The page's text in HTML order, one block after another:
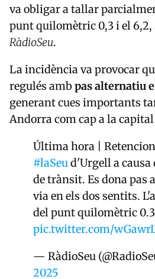
va obligar a tallar
punt quilomètric 0,3 i el
RàdioSeu.
La incidència va provocar
regulés amb pas alternatiu
generant cues importants
Andorra com cap a la capital
Última hora |
#laSeud'Urgell a
de trànsit. Es dona pas
via en els dos sentits.
del punt quilomètric
pic.twitter.com/
— RàdioSeu
2025